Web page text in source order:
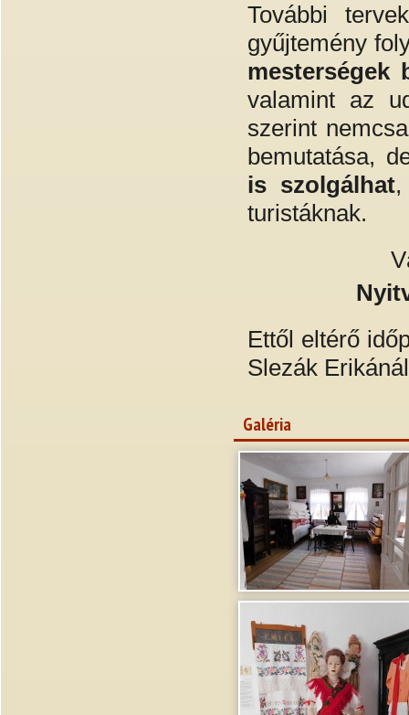
További
gyűjtemény
mesterségek
valamint az
szerint
bemutatása,
is szolgálhat
turistáknak.
Ettől eltérő
Slezák
Galéria